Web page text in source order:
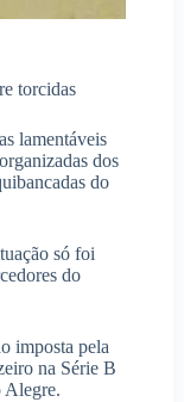
torcidas
lamentáveis
dos
do
só foi
do
imposta pela
na Série B
Alegre.